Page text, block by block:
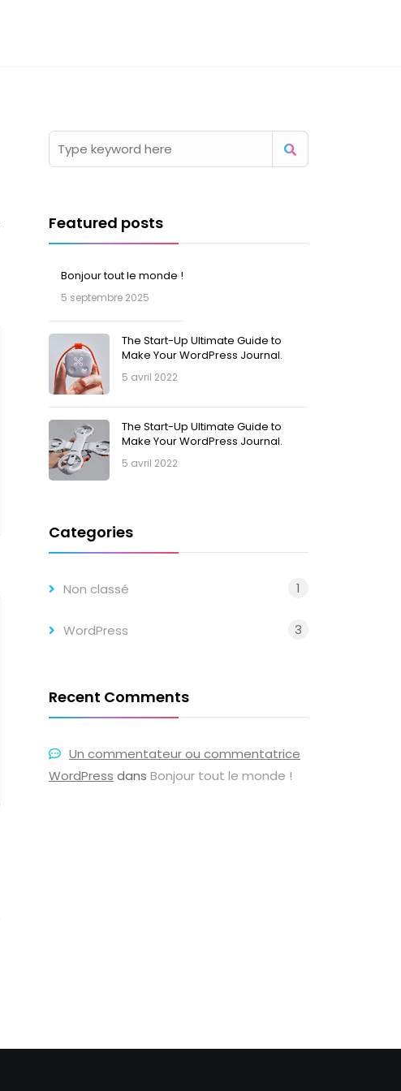
Featured posts
Bonjour tout le monde !
5 septembre 2025
The Start-Up Ultimate Guide to
Make Your WordPress Journal.
5 avril 2022
The Start-Up Ultimate Guide to
Make Your WordPress Journal.
5 avril 2022
Categories
Non classé 1
WordPress 3
Recent Comments
Un commentateur ou commentatrice
WordPress dans Bonjour tout le monde !